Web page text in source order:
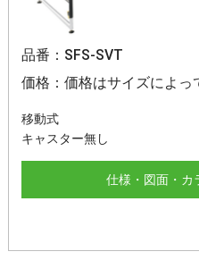
品番：SFS-SVT
価格：価格はサイズによっ
移動式
キャスター無し
仕様・図面・カ